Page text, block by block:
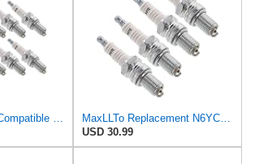
USD 30.99